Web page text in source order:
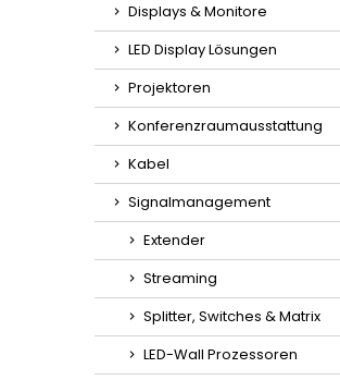
Displays & Monitore
LED Display Lösungen
Projektoren
Konferenzraumausstattung
Kabel
Signalmanagement
Extender
Streaming
Splitter, Switches & Matrix
LED-Wall Prozessoren